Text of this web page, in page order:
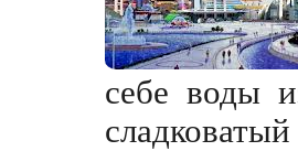
себе воды